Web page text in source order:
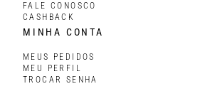
FALE CONOSCO
CASHBACK
MINHA CONTA
MEUS PEDIDOS
MEU PERFIL
TROCAR SENHA